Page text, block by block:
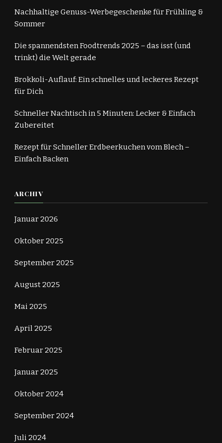
Nachhaltige Genuss-Werbegeschenke für Frühling &
Sommer
Die spannendsten Foodtrends 2025 – das isst (und
trinkt) die Welt gerade
Brokkoli-Auflauf: Ein schnelles und leckeres Rezept
für Dich
Schneller Nachtisch in 5 Minuten: Lecker & Einfach
Zubereitet
Rezept für Schneller Erdbeerkuchen vom Blech –
Einfach Backen
ARCHIV
Januar 2026
Oktober 2025
September 2025
August 2025
Mai 2025
April 2025
Februar 2025
Januar 2025
Oktober 2024
September 2024
Juli 2024